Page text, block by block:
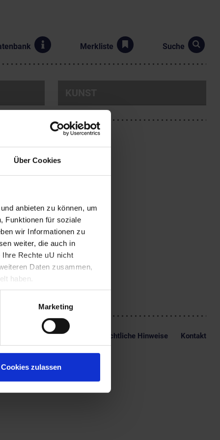
Über Cookies
anbieten zu können, um
Funktionen für soziale
wir Informationen zu
weiter, die auch in
Ihre Rechte uU nicht
Daten zusammen,
haben.
Marketing
Cookies zulassen
Merkliste Suche
der Wiener Universität
und wurde nach
in der
Staats- und
Wien unter Erzbischof
Pölten.
war Dankesreither ein
im Alter von 73
Datenschutz Rechtliche Hinweise Kontakt